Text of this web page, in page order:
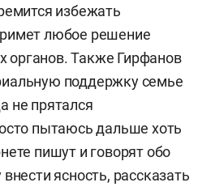
избежать
любое решение
органов. Также Гирфанов
поддержку семье
не прятался
пытаюсь дальше хоть
пишут и говорят обо
ясность, рассказать